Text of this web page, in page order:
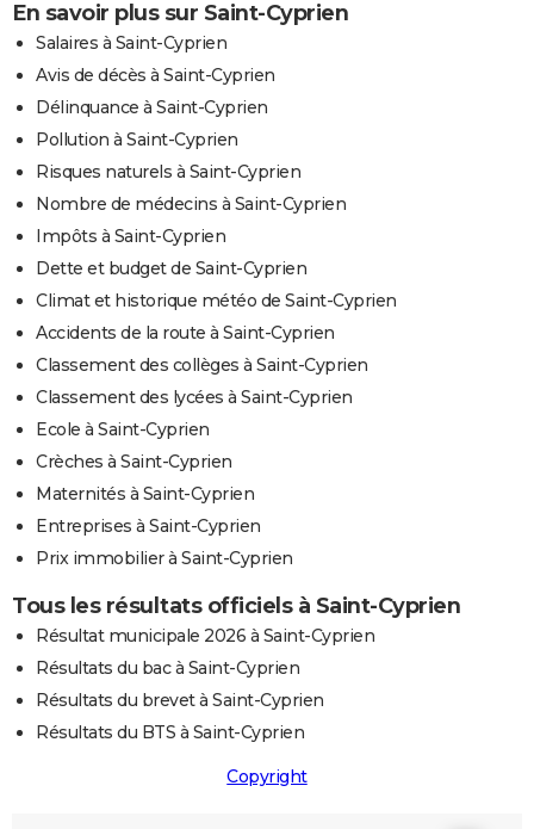
En savoir plus sur Saint-Cyprien
Salaires à Saint-Cyprien
Avis de décès à Saint-Cyprien
Délinquance à Saint-Cyprien
Pollution à Saint-Cyprien
Risques naturels à Saint-Cyprien
Nombre de médecins à Saint-Cyprien
Impôts à Saint-Cyprien
Dette et budget de Saint-Cyprien
Climat et historique météo de Saint-Cyprien
Accidents de la route à Saint-Cyprien
Classement des collèges à Saint-Cyprien
Classement des lycées à Saint-Cyprien
Ecole à Saint-Cyprien
Crèches à Saint-Cyprien
Maternités à Saint-Cyprien
Entreprises à Saint-Cyprien
Prix immobilier à Saint-Cyprien
Tous les résultats officiels à Saint-Cyprien
Résultat municipale 2026 à Saint-Cyprien
Résultats du bac à Saint-Cyprien
Résultats du brevet à Saint-Cyprien
Résultats du BTS à Saint-Cyprien
Copyright